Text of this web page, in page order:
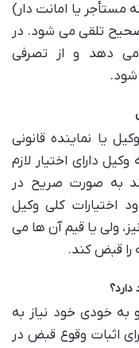
مستأجر یا امانت دار)
تلقی می شود. در
دهد و از تصرفی
شود.
یا نماینده قانونی
دارای اختیار لازم
به صورت صریح در
اختیارات کلی وکیل
ولی یا قیم آن ها می
را قبض کند.
خودی خود نیاز به
اثبات وقوع قبض در